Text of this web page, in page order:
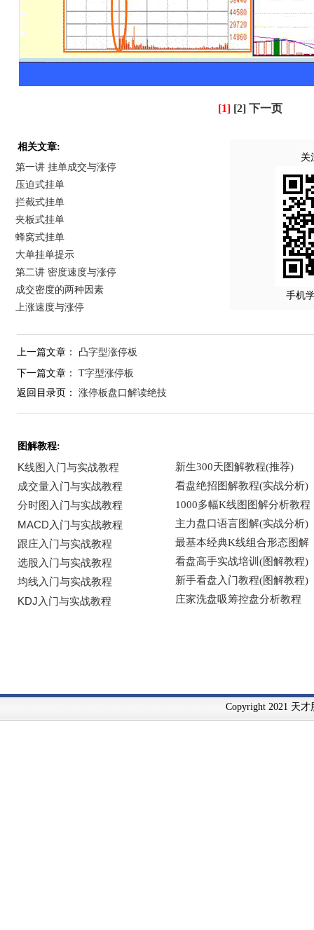
[1] [2] 下一页
相关文章:
第一讲 挂单成交与涨停
压迫式挂单
拦截式挂单
夹板式挂单
蜂窝式挂单
大单挂单提示
第二讲 密度速度与涨停
成交密度的两种因素
上涨速度与涨停
关
手机
上一篇文章： 凸字型涨停板
下一篇文章： T字型涨停板
返回目录页： 涨停板盘口解读绝技
图解教程:
Copyright 2021 天